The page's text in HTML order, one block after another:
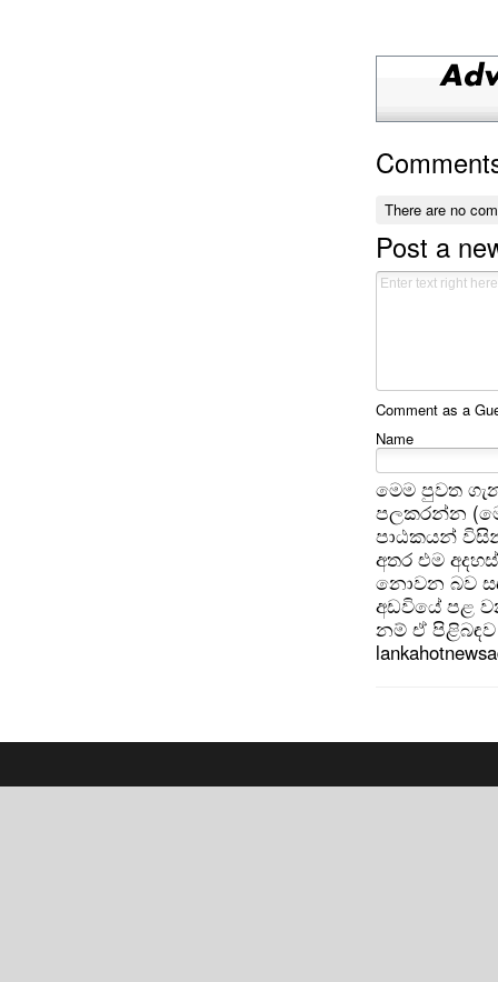
There are no
Post a
Comment as a
Name
මෙම පුවත
පලකරන්න
පාඨකයන්
අතර එම
නොවන බව
අඩවියේ පළ
නම් ඒ පිළිබඳව